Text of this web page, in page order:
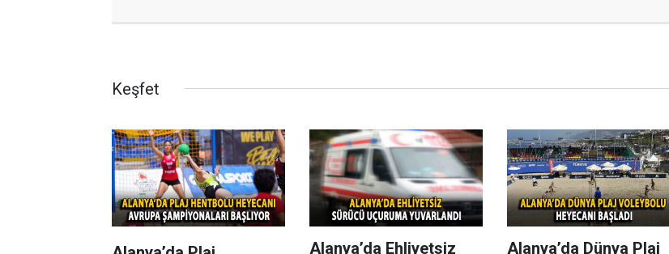
Keşfet
Alanya’da Ehliyetsiz Alanya’da Dünya Plaj